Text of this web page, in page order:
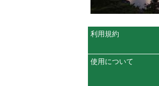
利用規約
使用について